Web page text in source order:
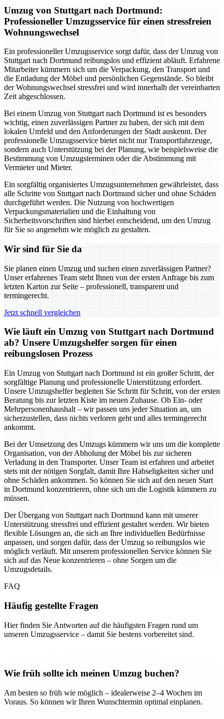
Umzug von Stuttgart nach Dortmund:
Professioneller Umzugsservice für einen stressfreien
Wohnungswechsel
Ein professioneller Umzugsservice sorgt dafür, dass der Umzug von
Stuttgart nach Dortmund reibungslos und effizient abläuft. Erfahrene
Mitarbeiter kümmern sich um die Verpackung, den Transport und
die Entladung der Möbel und persönlichen Gegenstände. So bleibt
der Wohnungswechsel stressfrei und wird innerhalb der vereinbarten
Zeit abgeschlossen.
Bei einem Umzug von Stuttgart nach Dortmund ist es besonders
wichtig, einen zuverlässigen Partner zu haben, der sich mit dem
lokalen Umfeld und den Anforderungen der Stadt auskennt. Der
professionelle Umzugsservice bietet nicht nur Transportfahrzeuge,
sondern auch Unterstützung bei der Planung, wie beispielsweise die
Bestimmung von Umzugsterminen oder die Abstimmung mit
Vermieter und Mieter.
Ein sorgfältig organisiertes Umzugsunternehmen gewährleistet, dass
alle Schritte von Stuttgart nach Dortmund sicher und ohne Schäden
durchgeführt werden. Die Nutzung von hochwertigen
Verpackungsmaterialien und die Einhaltung von
Sicherheitsvorschriften sind hierbei entscheidend, um den Umzug
für Sie so angenehm wie möglich zu gestalten.
Wir sind für Sie da
Sie planen einen Umzug und suchen einen zuverlässigen Partner?
Unser erfahrenes Team steht Ihnen von der ersten Anfrage bis zum
letzten Karton zur Seite – professionell, transparent und
termingerecht.
Jetzt schnell vergleichen
Wie läuft ein Umzug von Stuttgart nach Dortmund
ab? Unsere Umzugshelfer sorgen für einen
reibungslosen Prozess
Ein Umzug von Stuttgart nach Dortmund ist ein großer Schritt, der
sorgfältige Planung und professionelle Unterstützung erfordert.
Unsere Umzugshelfer begleiten Sie Schritt für Schritt, von der ersten
Beratung bis zur letzten Kiste im neuen Zuhause. Ob Ein- oder
Mehrpersonenhaushalt – wir passen uns jeder Situation an, um
sicherzustellen, dass nichts verloren geht und alles termingerecht
ankommt.
Bei der Umsetzung des Umzugs kümmern wir uns um die komplette
Organisation, von der Abholung der Möbel bis zur sicheren
Verladung in den Transporter. Unser Team ist erfahren und arbeitet
stets mit der nötigen Sorgfalt, damit Ihre Habseligkeiten sicher und
ohne Schäden ankommen. So können Sie sich auf den neuen Start
in Dortmund konzentrieren, ohne sich um die Logistik kümmern zu
müssen.
Der Übergang von Stuttgart nach Dortmund kann mit unserer
Unterstützung stressfrei und effizient gestaltet werden. Wir bieten
flexible Lösungen an, die sich an Ihre individuellen Bedürfnisse
anpassen, und sorgen dafür, dass der Umzug so reibungslos wie
möglich verläuft. Mit unserem professionellen Service können Sie
sich auf das Neue konzentrieren – ohne Sorgen um die
Umzugsdetails.
FAQ
Häufig gestellte Fragen
Hier finden Sie Antworten auf die häufigsten Fragen rund um
unseren Umzugsservice – damit Sie bestens vorbereitet sind.
Wie früh sollte ich meinen Umzug buchen?
Am besten so früh wie möglich – idealerweise 2–4 Wochen im
Voraus. So können wir Ihren Wunschtermin optimal einplanen.